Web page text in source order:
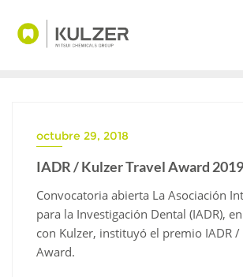
contenido
octubre 29, 2018
IADR / Kulzer Travel Award 2019
Convocatoria abierta La Asociación
para la Investigación Dental (IADR),
con Kulzer, instituyó el premio IADR /
Award.